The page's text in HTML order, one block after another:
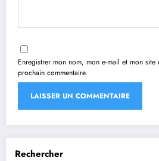
Enregistrer mon nom, mon e-mail et mon
prochain commentaire.
Rechercher